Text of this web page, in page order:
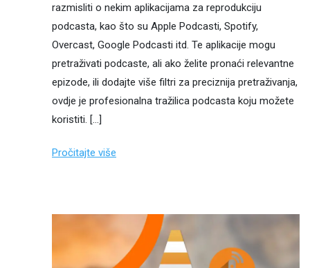
razmisliti o nekim aplikacijama za reprodukciju
podcasta, kao što su Apple Podcasti, Spotify,
Overcast, Google Podcasti itd. Te aplikacije mogu
pretraživati ​​podcaste, ali ako želite pronaći relevantne
epizode, ili dodajte više filtri za preciznija pretraživanja,
ovdje je profesionalna tražilica podcasta koju možete
koristiti. […]
Pročitajte više